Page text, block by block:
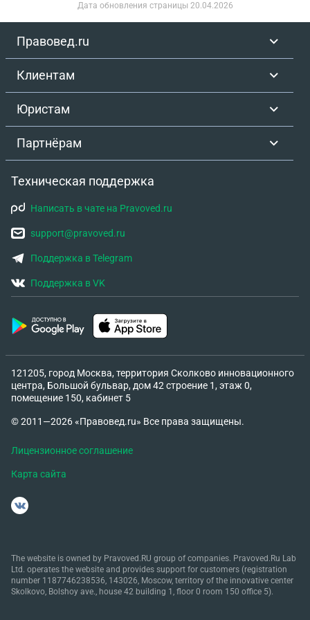
Дата обновления страницы 20.04.2026
Правовед.ru
Клиентам
Юристам
Партнёрам
Техническая поддержка
Написать в чате на Pravoved.ru
support@pravoved.ru
Поддержка в Telegram
Поддержка в VK
121205, город Москва, территория Сколково инновационного
центра, Большой бульвар, дом 42 строение 1, этаж 0,
помещение 150, кабинет 5
© 2011—2026 «Правовед.ru» Все права защищены.
Лицензионное соглашение
Карта сайта
The website is owned by Pravoved.RU group of companies. Pravoved.Ru Lab
Ltd. operates the website and provides support for customers (registration
number 1187746238536, 143026, Moscow, territory of the innovative center
Skolkovo, Bolshoy ave., house 42 building 1, floor 0 room 150 office 5).